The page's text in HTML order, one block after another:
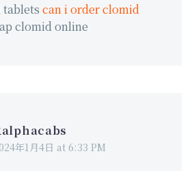
can i order clomid
clomid online
年1月4日 at 6:33 PM